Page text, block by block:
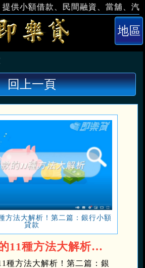
額借款、民間融資、當舖、汽車借
回上一頁
方法大解析！第二篇：銀行小額
貸款
小額貸款的11種方法大解析！第二篇：銀行小額貸款
種方法大解析！第二篇：銀